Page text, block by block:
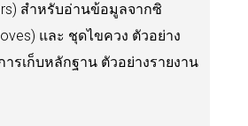
สำหรับอ่านข้อมูลจากซิ
และ ชุดไขควง ตัวอย่าง
รเก็บหลักฐาน ตัวอย่างรายงาน